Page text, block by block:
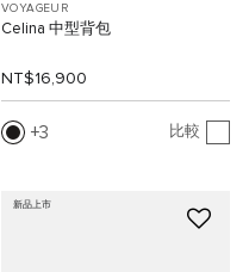
VOYAGEUR
Celina 中型背包
NT$16,900
3 比較
新品上市